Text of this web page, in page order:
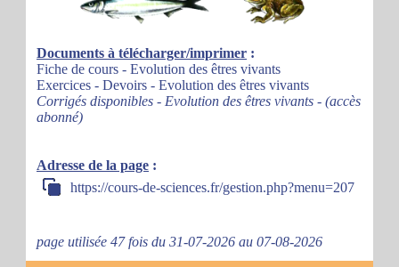
Documents à télécharger/imprimer :
Fiche de cours - Evolution des êtres vivants
Exercices - Devoirs - Evolution des êtres vivants
Corrigés disponibles - Evolution des êtres vivants - (accès
abonné)
Adresse de la page :
https://cours-de-sciences.fr/gestion.php?menu=207
page utilisée 47 fois du 31-07-2026 au 07-08-2026